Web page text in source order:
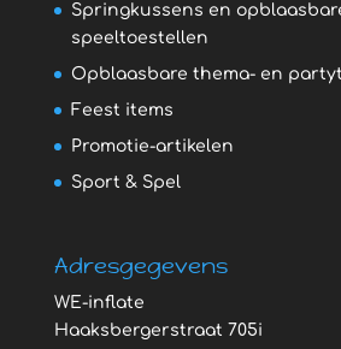
Springkussens en
speeltoestellen
Opblaasbare thema- en
Feest items
Promotie-artikelen
Sport & Spel
Adresgegevens
WE-inflate
Haaksbergerstraat 705i